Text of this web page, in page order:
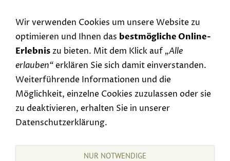
Wir verwenden Cookies um unsere Website zu
optimieren und Ihnen das bestmögliche Online-
Erlebniszu bieten. Mit dem Klick auf „Alle
erlauben“erklären Sie sich damit einverstanden.
Weiterführende Informationen und die
Möglichkeit, einzelne Cookies zuzulassen oder sie
zu deaktivieren, erhalten Sie in unserer
Datenschutzerklärung.
NUR NOTWENDIGE